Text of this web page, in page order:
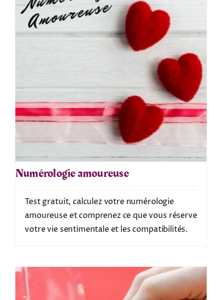
Numérologie amoureuse
Test gratuit, calculez votre numérologie
amoureuse et comprenez ce que vous réserve
votre vie sentimentale et les compatibilités.